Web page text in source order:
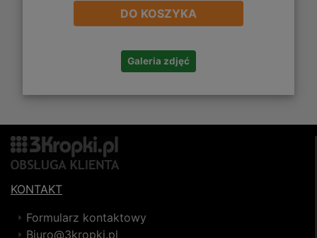
DO KOSZYKA
Galeria zdjęć
KONTAKT
Formularz kontaktowy
Biuro@3kropki.pl